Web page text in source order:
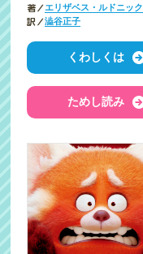
著／エリザベス・ルドニック
訳／澁谷正子
くわしくは
ためし読み